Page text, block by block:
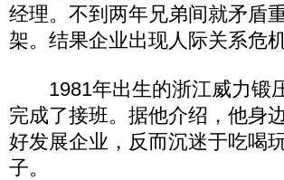
经理。不到两年兄弟间就矛盾
架。结果企业出现人际关系危
1981年出生的浙江威力锻
完成了接班。据他介绍，他身
好发展企业，反而沉迷于吃喝
子。